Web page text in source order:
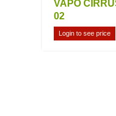
VAPO
02
Login to see price